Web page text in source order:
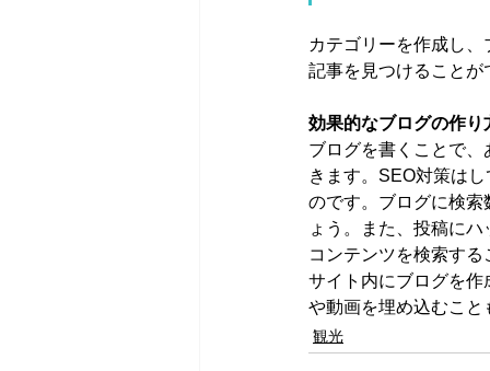
カテゴリーを作成し
記事を見つけること
効果的なブログの作り
ブログを書くことで
きます。SEO対策は
のです。ブログに検
ょう。また、投稿に
コンテンツを検索す
サイト内にブログを
や動画を埋め込むこ
観光